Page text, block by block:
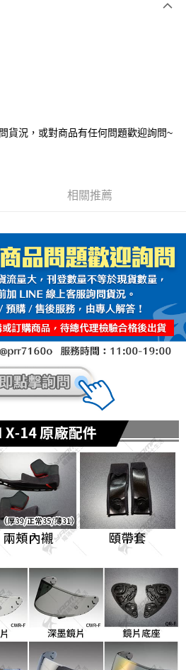
請選宅配)
含以上)免運費
貨況，或對商品有任何問題歡迎詢問~
相關推薦